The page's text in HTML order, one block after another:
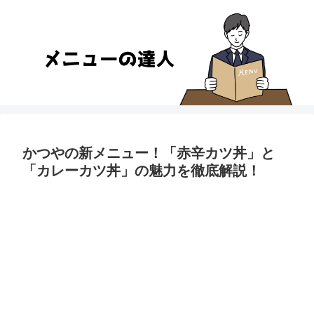
かつやの新メニュー！「赤辛カツ丼」と
「カレーカツ丼」の魅力を徹底解説！